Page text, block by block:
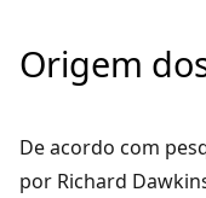
Origem
De acordo com
por Richard